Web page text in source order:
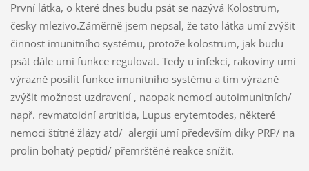
První látka, o které dnes budu psát se nazývá Kolostrum,
česky mlezivo.Záměrně jsem nepsal, že tato látka umí zvýšit
činnost imunitního systému, protože kolostrum, jak budu
psát dále umí funkce regulovat. Tedy u infekcí, rakoviny umí
výrazně posílit funkce imunitního systému a tím výrazně
zvýšit možnost uzdravení , naopak nemocí autoimunitních/
např. revmatoidní artritida, Lupus erytemtodes, některé
nemoci štítné žlázy atd/ alergií umí především díky PRP/ na
prolin bohatý peptid/ přemrštěné reakce snížit.